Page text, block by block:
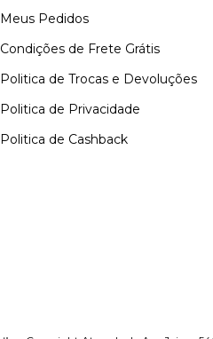
Meus Pedidos
Condições de Frete Grátis
Politica de Trocas e Devoluções
Politica de Privacidade
Politica de Cashback